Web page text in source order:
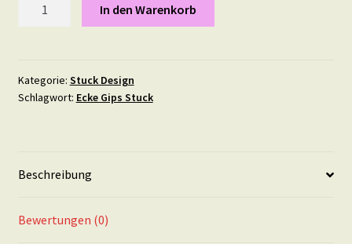
in
Schwarz
In den Warenkorb
Kategorie: Stuck Design
Schlagwort: Ecke Gips Stuck
Beschreibung
Bewertungen (0)